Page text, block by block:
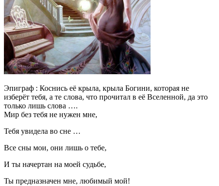
Эпиграф : Коснись её крыла, крыла Богини, которая не
изберёт тебя, а те слова, что прочитал в её Вселенной, да это
только лишь слова ….
Мир без тебя не нужен мне,
Тебя увидела во сне …
Все сны мои, они лишь о тебе,
И ты начертан на моей судьбе,
Ты предназначен мне, любимый мой!